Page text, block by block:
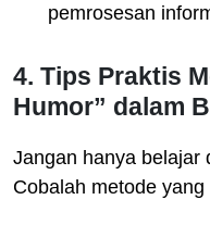
pemrosesan
4. Tips Praktis
Humor” dalam
Jangan hanya belajar
Cobalah metode